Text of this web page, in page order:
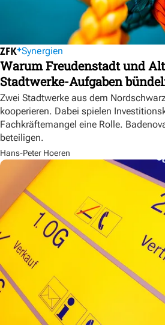
Synergien
Warum Freudenstadt und
Stadtwerke-Aufgaben
Zwei Stadtwerke aus dem
kooperieren. Dabei spielen
Fachkräftemangel eine Rolle.
beteiligen.
Hans-Peter Hoeren